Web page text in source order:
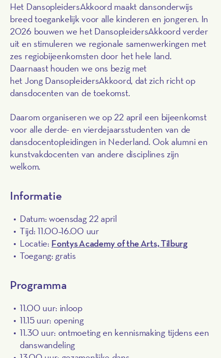
Het DansopleidersAkkoord maakt dansonderwijs
breed toegankelijk voor alle kinderen en jongeren. In
2026 bouwen we het DansopleidersAkkoord verder
uit en stimuleren we regionale samenwerkingen met
zes regiobijeenkomsten door het hele land.
Daarnaast houden we ons bezig met
het Jong DansopleidersAkkoord, dat zich richt op
dansdocenten van de toekomst.
Daarom organiseren we op 22 april een bijeenkomst
voor alle derde- en vierdejaarsstudenten van de
dansdocentopleidingen in Nederland. Ook alumni en
kunstvakdocenten van andere disciplines zijn
welkom.
Informatie
Datum: woensdag 22 april
Tijd: 11.00–16.00 uur
Locatie: Fontys Academy of the Arts, Tilburg
Toegang: gratis
Programma
11.00 uur: inloop
11.15 uur: opening
11.30 uur: ontmoeting en kennismaking tijdens een
danswandeling